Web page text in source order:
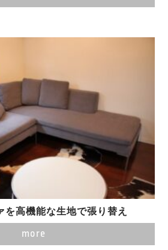
高機能な生地で張り替え
more